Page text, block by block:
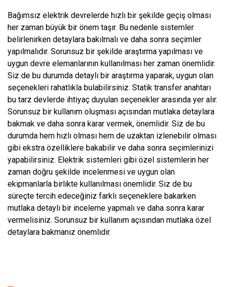
Bağımsız elektrik devrelerde hızlı bir şekilde geçiş olması
her zaman büyük bir önem taşır. Bu nedenle sistemler
belirlenirken detaylara bakılmalı ve daha sonra seçimler
yapılmalıdır. Sorunsuz bir şekilde araştırma yapılması ve
uygun devre elemanlarının kullanılması her zaman önemlidir.
Siz de bu durumda detaylı bir araştırma yaparak, uygun olan
seçenekleri rahatlıkla bulabilirsiniz. Statik transfer anahtarı
bu tarz devlerde ihtiyaç duyulan seçenekler arasında yer alır.
Sorunsuz bir kullanım oluşması açısından mutlaka detaylara
bakmak ve daha sonra karar vermek, önemlidir. Siz de bu
durumda hem hızlı olması hem de uzaktan izlenebilir olması
gibi ekstra özelliklere bakabilir ve daha sonra seçimlerinizi
yapabilirsiniz. Elektrik sistemleri gibi özel sistemlerin her
zaman doğru şekilde incelenmesi ve uygun olan
ekipmanlarla birlikte kullanılması önemlidir. Siz de bu
süreçte tercih edeceğiniz farklı seçeneklere bakarken
mutlaka detaylı bir inceleme yapmalı ve daha sonra karar
vermelisiniz. Sorunsuz bir kullanım açısından mutlaka özel
detaylara bakmanız önemlidir.